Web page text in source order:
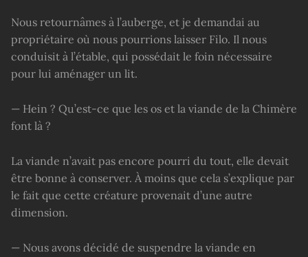
Nous retournâmes à l’auberge, et je demandai au
propriétaire où nous pourrions laisser Filo. Il nous
conduisit à l’étable, qui possédait le foin nécessaire
pour lui aménager un lit.
— Hein ? Qu’est-ce que les os et la viande de la Chimère
font là ?
La viande n’avait pas encore pourri du tout, elle devait
être bonne à conserver. À moins que cela s’explique par
le fait que cette créature provenait d’une autre
dimension.
— Nous avons décidé de suspendre la viande en